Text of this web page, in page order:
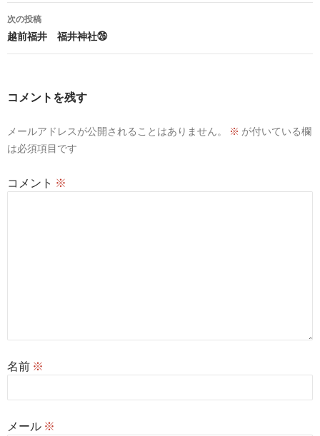
ナ
ビ
ゲ
ョ
次の投稿
越前福井 福井神社㉖
コメントを残す
メールアドレスが公開されることはありません。 ※ が付いている欄
は必須項目です
コメント ※
名前 ※
メール ※